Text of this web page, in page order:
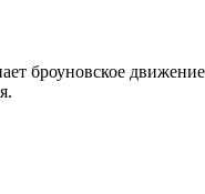
броуновское